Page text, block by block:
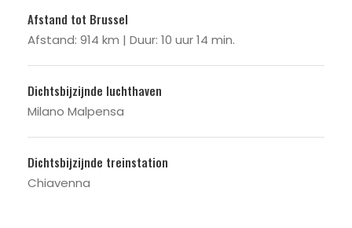
Afstand tot Brussel
Afstand: 914 km | Duur: 10 uur 14 min.
Dichtsbijzijnde luchthaven
Milano Malpensa
Dichtsbijzijnde treinstation
Chiavenna